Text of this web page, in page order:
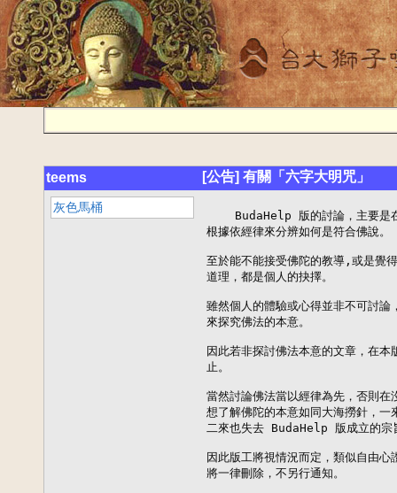
teems [公告] 有關「六字大明咒」
灰色馬桶
BudaHelp 版的討論，主要是
根據依經律來分辨如何是符合佛說。
至於能不能接受佛陀的教導,或是覺
道理，都是個人的抉擇。
雖然個人的體驗或心得並非不可討論
來探究佛法的本意。
因此若非探討佛法本意的文章，在本
止。
當然討論佛法當以經律為先，否則在
想了解佛陀的本意如同大海撈針，一
二來也失去 BudaHelp 版成立的宗
因此版工將視情況而定，類似自由心
將一律刪除，不另行通知。